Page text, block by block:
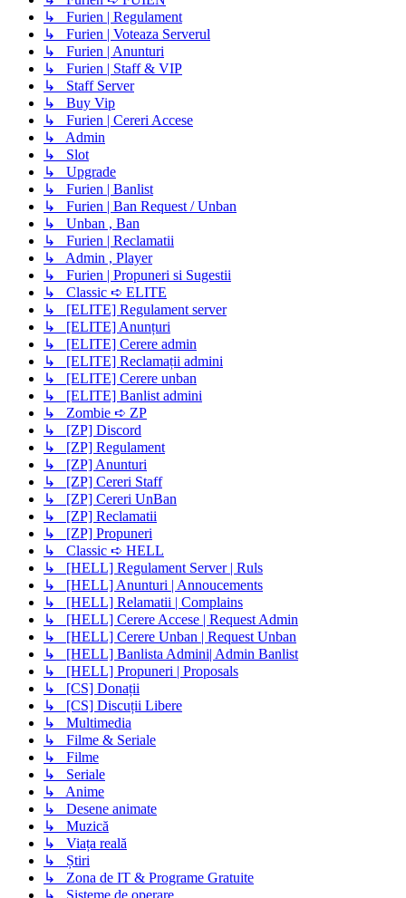
↳ Furien | Regulament
↳ Furien | Voteaza Serverul
↳ Furien | Anunturi
↳ Furien | Staff & VIP
↳ Staff Server
↳ Buy Vip
↳ Furien | Cereri Accese
↳ Admin
↳ Slot
↳ Upgrade
↳ Furien | Banlist
↳ Furien | Ban Request / Unban
↳ Unban , Ban
↳ Furien | Reclamatii
↳ Admin , Player
↳ Furien | Propuneri si Sugestii
↳ Classic ➪ ELITE
↳ [ELITE] Regulament server
↳ [ELITE] Anunțuri
↳ [ELITE] Cerere admin
↳ [ELITE] Reclamații admini
↳ [ELITE] Cerere unban
↳ [ELITE] Banlist admini
↳ Zombie ➪ ZP
↳ [ZP] Discord
↳ [ZP] Regulament
↳ [ZP] Anunturi
↳ [ZP] Cereri Staff
↳ [ZP] Cereri UnBan
↳ [ZP] Reclamatii
↳ [ZP] Propuneri
↳ Classic ➪ HELL
↳ [HELL] Regulament Server | Ruls
↳ [HELL] Anunturi | Annoucements
↳ [HELL] Relamatii | Complains
↳ [HELL] Cerere Accese | Request Admin
↳ [HELL] Cerere Unban | Request Unban
↳ [HELL] Banlista Admini| Admin Banlist
↳ [HELL] Propuneri | Proposals
↳ [CS] Donații
↳ [CS] Discuții Libere
↳ Multimedia
↳ Filme & Seriale
↳ Filme
↳ Seriale
↳ Anime
↳ Desene animate
↳ Muzică
↳ Viața reală
↳ Știri
↳ Zona de IT & Programe Gratuite
↳ Sisteme de operare